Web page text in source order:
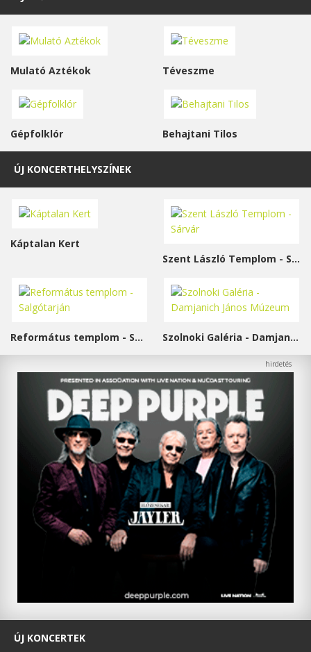
Mulató Aztékok Téveszme
Gépfolklór Behajtani Tilos
ÚJ KONCERTHELYSZÍNEK
Káptalan Kert
Szent László Templom - Sárvár
Református templom - Salgótarján Szolnoki Galéria - Damjanich János Múzeum
ÚJ KONCERTEK